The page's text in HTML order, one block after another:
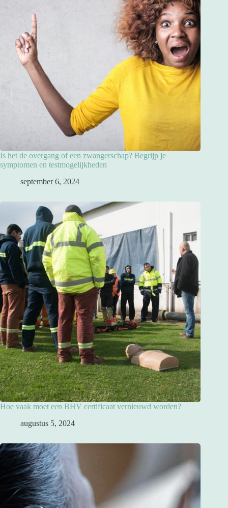
Is het de overgang of een zwangerschap? Begrijp je
symptomen en testmogelijkheden
september 6, 2024
Hoe vaak moet een BHV certificaat vernieuwd worden?
augustus 5, 2024